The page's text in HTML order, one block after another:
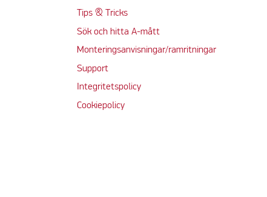
Tips & Tricks
Sök och hitta A-mått
Monteringsanvisningar/ramritningar
Support
Integritetspolicy
Cookiepolicy